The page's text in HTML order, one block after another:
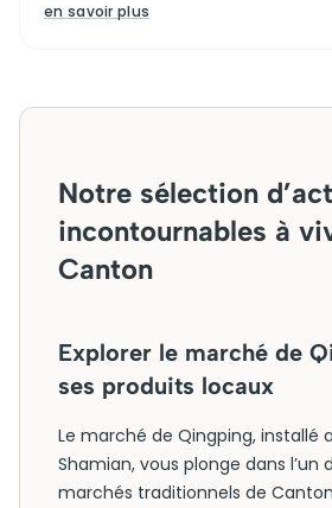
en savoir plus
Notre sélection
incontournables à
Canton
Explorer le marché de
ses produits locaux
Le marché de Qingping, installé
Shamian, vous plonge dans l’un
marchés traditionnels de